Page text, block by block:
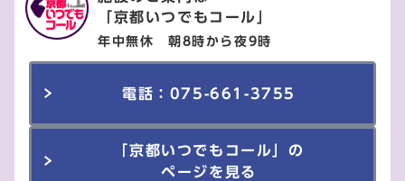
「京都いつでもコール」
年中無休 朝8時から夜9時
電話：075-661-3755
「京都いつでもコール」の
ページを見る